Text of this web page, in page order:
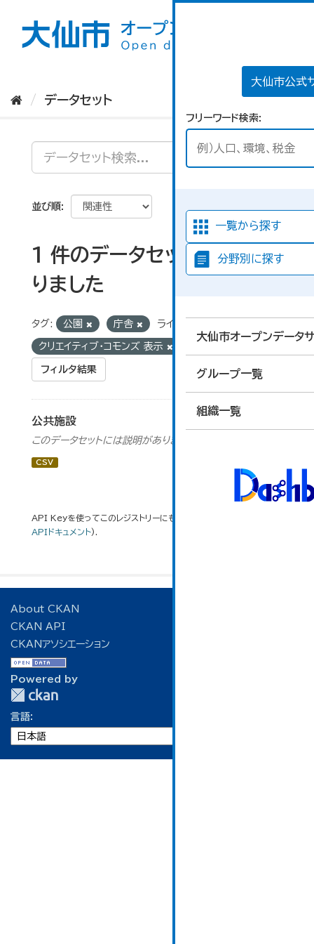
大仙市公式
フリーワード検索
一覧から探す
分野別に探す
大仙市オープンデータ
グループ一覧
組織一覧
データセット
並び順
1 件のデータセットが見つか
りました
タグ: 公園 庁舎 ライセンス:
クリエイティブ・コモンズ 表示
フィルタ結果
公共施設
このデータセットには説明がありません
CSV
API Keyを使ってこのレジストリーにもアクセス可能です
APIドキュメント).
About CKAN
CKAN API
CKANアソシエーション
Powered by
言語